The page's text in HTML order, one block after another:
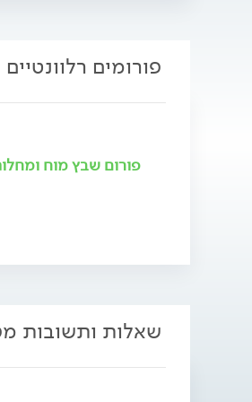
פורומים רלוונטיים
פורום שבץ מוח
שאלות ותשובות